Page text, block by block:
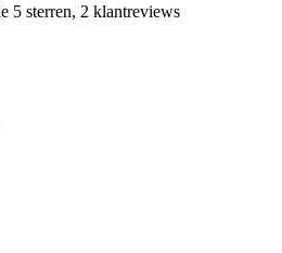
5 sterren, 2 klantreviews